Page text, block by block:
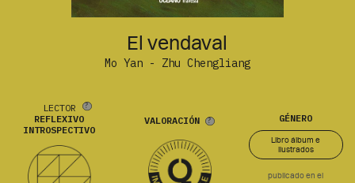
El vendaval
Mo Yan - Zhu Chengliang
LECTOR
REFLEXIVO
INTROSPECTIVO
VALORACIÓN GÉNERO
Libro álbum e
ilustrados
publicado en el